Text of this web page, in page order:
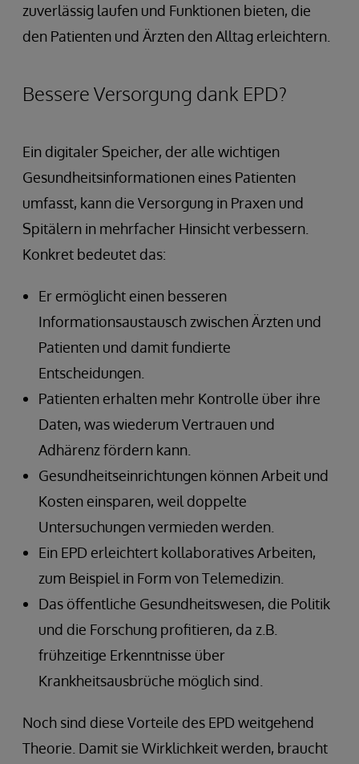
zuverlässig laufen und Funktionen bieten, die
den Patienten und Ärzten den Alltag erleichtern.
Bessere Versorgung dank EPD?
Ein digitaler Speicher, der alle wichtigen
Gesundheitsinformationen eines Patienten
umfasst, kann die Versorgung in Praxen und
Spitälern in mehrfacher Hinsicht verbessern.
Konkret bedeutet das:
Er ermöglicht einen besseren
Informationsaustausch zwischen Ärzten und
Patienten und damit fundierte
Entscheidungen.
Patienten erhalten mehr Kontrolle über ihre
Daten, was wiederum Vertrauen und
Adhärenz fördern kann.
Gesundheitseinrichtungen können Arbeit und
Kosten einsparen, weil doppelte
Untersuchungen vermieden werden.
Ein EPD erleichtert kollaboratives Arbeiten,
zum Beispiel in Form von Telemedizin.
Das öffentliche Gesundheitswesen, die Politik
und die Forschung profitieren, da z.B.
frühzeitige Erkenntnisse über
Krankheitsausbrüche möglich sind.
Noch sind diese Vorteile des EPD weitgehend
Theorie. Damit sie Wirklichkeit werden, braucht